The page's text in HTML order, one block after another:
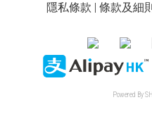
隱私條款
條款及細則
Powered By